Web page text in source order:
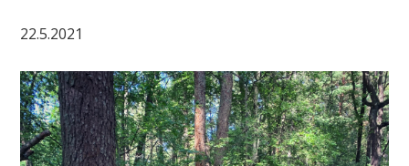
22.5.2021